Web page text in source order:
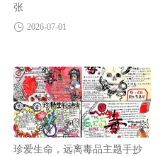
张
2026-07-01
珍爱生命，远离毒品主题手抄